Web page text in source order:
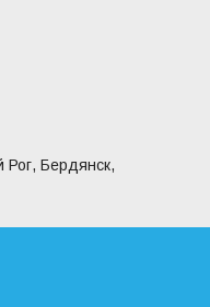
Рог, Бердянск,